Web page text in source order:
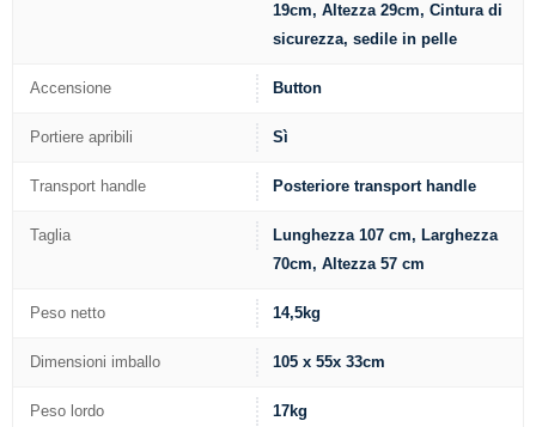
19cm, Altezza 29cm, Cintura di
sicurezza, sedile in pelle
Accensione Button
Portiere apribili Sì
Transport handle Posteriore transport handle
Taglia
Lunghezza 107 cm, Larghezza
70cm, Altezza 57 cm
Peso netto 14,5kg
Dimensioni imballo 105 x 55x 33cm
Peso lordo 17kg